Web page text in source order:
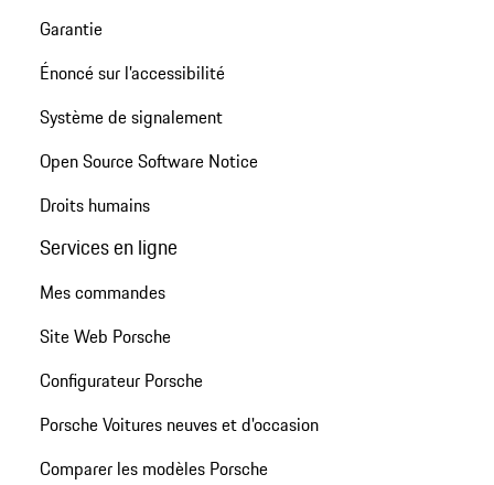
Garantie
Énoncé sur l’accessibilité
Système de signalement
Open Source Software Notice
Droits humains
Services en ligne
Mes commandes
Site Web Porsche
Configurateur Porsche
Porsche Voitures neuves et d'occasion
Comparer les modèles Porsche